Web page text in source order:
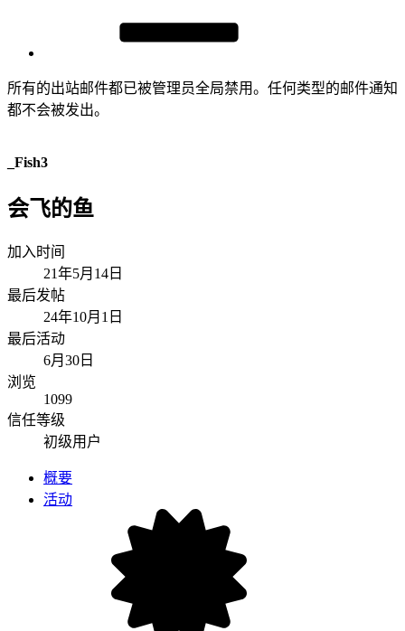
所有的出站邮件都已被管理员全局禁用。任何类型的邮件通知
都不会被发出。
_Fish3
会飞的鱼
加入时间
21年5月14日
最后发帖
24年10月1日
最后活动
6月30日
浏览
1099
信任等级
初级用户
概要
活动